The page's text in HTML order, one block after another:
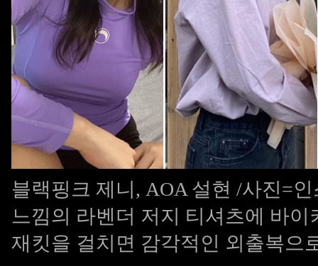
블랙핑크 제니, AOA 설현 /사진=
느낌의 라벤더 저지 티셔츠에 바
재킷을 걸치면 감각적인 외출복으